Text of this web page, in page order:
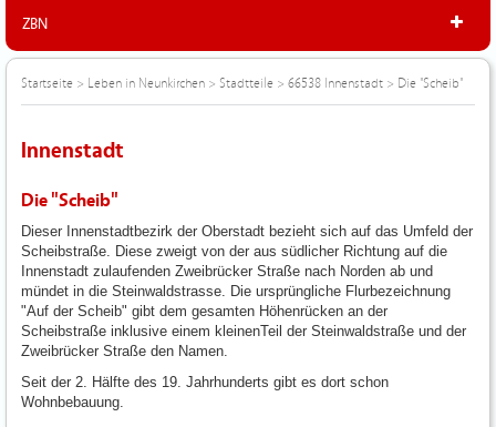
ZBN
Startseite > Leben in Neunkirchen > Stadtteile > 66538 Innenstadt > Die "Scheib"
Innenstadt
Die "Scheib"
Dieser Innenstadtbezirk der Oberstadt bezieht sich auf das Umfeld der
Scheibstraße. Diese zweigt von der aus südlicher Richtung auf die
Innenstadt zulaufenden Zweibrücker Straße nach Norden ab und
mündet in die Steinwaldstrasse. Die ursprüngliche Flurbezeichnung
"Auf der Scheib" gibt dem gesamten Höhenrücken an der
Scheibstraße inklusive einem kleinenTeil der Steinwaldstraße und der
Zweibrücker Straße den Namen.
Seit der 2. Hälfte des 19. Jahrhunderts gibt es dort schon
Wohnbebauung.